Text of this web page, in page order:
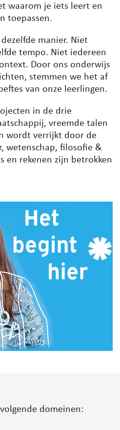
waarom je iets leert en
toepassen.
manier. Niet
tempo. Niet iedereen
Door ons onderwijs
stemmen we het af
van onze leerlingen.
in de drie
vreemde talen
wordt verrijkt door de
wetenschap, filosofie &
en rekenen zijn betrokken
domeinen: